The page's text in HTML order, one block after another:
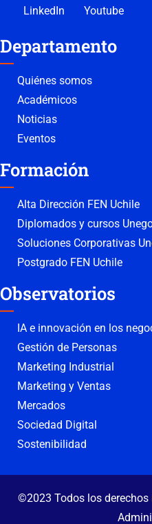
LinkedIn Youtube
Departamento
Quiénes somos
Académicos
Noticias
Eventos
Formación
Alta Dirección FEN Uchile
Diplomados y cursos
Soluciones Corporativas
Postgrado FEN Uchile
Observatorios
IA e innovación en los
Gestión de Personas
Marketing Industrial
Marketing y Ventas
Mercados
Sociedad Digital
Sostenibilidad
©2023 Todos los derechos